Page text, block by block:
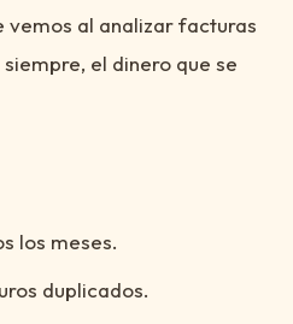
vemos al analizar facturas
el dinero que se
los meses.
duplicados.